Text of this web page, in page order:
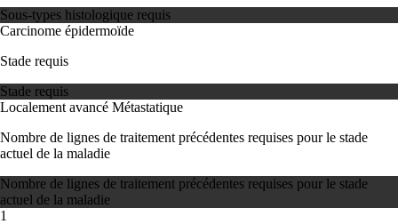
Sous-types histologique requis
Carcinome épidermoïde
Stade requis
Stade requis
Localement avancé Métastatique
Nombre de lignes de traitement précédentes requises pour le stade
actuel de la maladie
Nombre de lignes de traitement précédentes requises pour le stade
actuel de la maladie
1